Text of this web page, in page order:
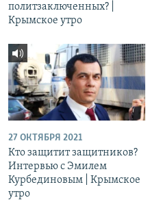
политзаключенных? |
Крымское утро
27 ОКТЯБРЯ 2021
Кто защитит защитников?
Интервью с Эмилем
Курбединовым | Крымское
утро